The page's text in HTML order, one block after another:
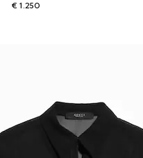
€ 1.250